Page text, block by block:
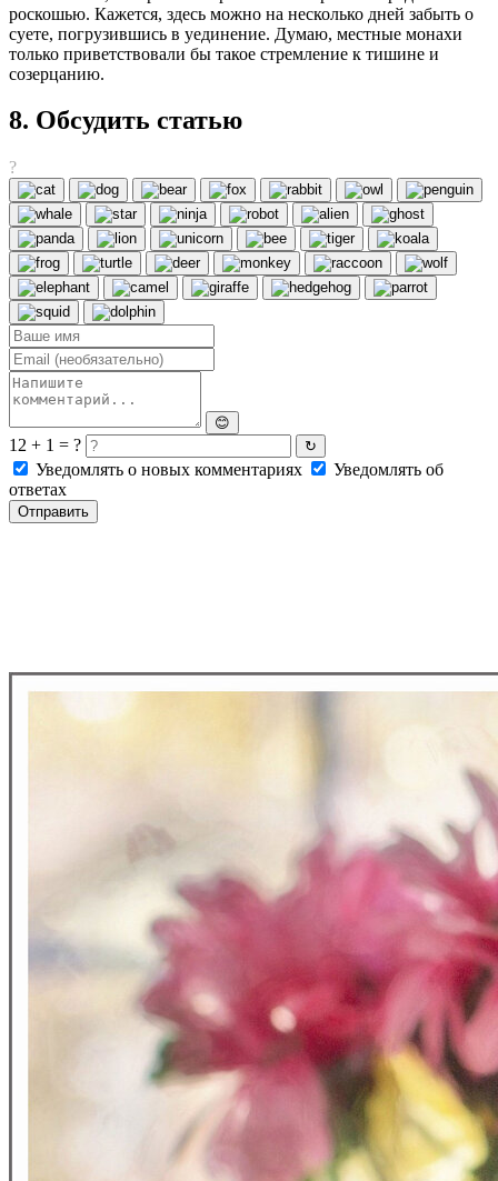
роскошью. Кажется, здесь можно на несколько дней забыть о
суете, погрузившись в уединение. Думаю, местные монахи
только приветствовали бы такое стремление к тишине и
созерцанию.
8. Обсудить статью
?
😊
12 + 1 = ? ↻
Уведомлять о новых комментариях
Уведомлять об
ответах
Отправить